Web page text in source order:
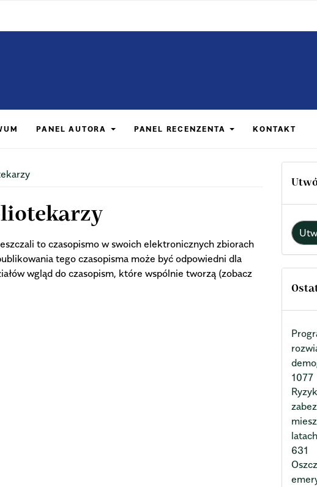
PANEL AUTORA PANEL RECENZENTA KONTAKT
to czasopismo w swoich elektronicznych zbiorach
tego czasopisma może być odpowiedni dla
wgląd do czasopism, które wspólnie tworzą (zobacz
1077
631